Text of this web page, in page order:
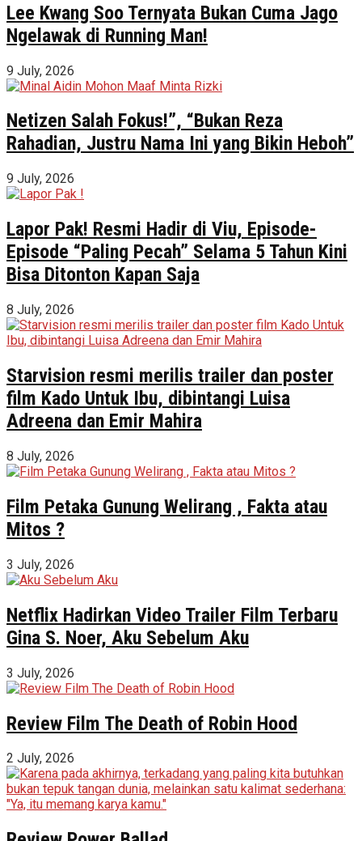
Lee Kwang Soo Ternyata Bukan Cuma Jago
Ngelawak di Running Man!
9 July, 2026
Netizen Salah Fokus!”, “Bukan Reza
Rahadian, Justru Nama Ini yang Bikin Heboh”
9 July, 2026
Lapor Pak! Resmi Hadir di Viu, Episode-
Episode “Paling Pecah” Selama 5 Tahun Kini
Bisa Ditonton Kapan Saja
8 July, 2026
Starvision resmi merilis trailer dan poster
film Kado Untuk Ibu, dibintangi Luisa
Adreena dan Emir Mahira
8 July, 2026
Film Petaka Gunung Welirang , Fakta atau
Mitos ?
3 July, 2026
Netflix Hadirkan Video Trailer Film Terbaru
Gina S. Noer, Aku Sebelum Aku
3 July, 2026
Review Film The Death of Robin Hood
2 July, 2026